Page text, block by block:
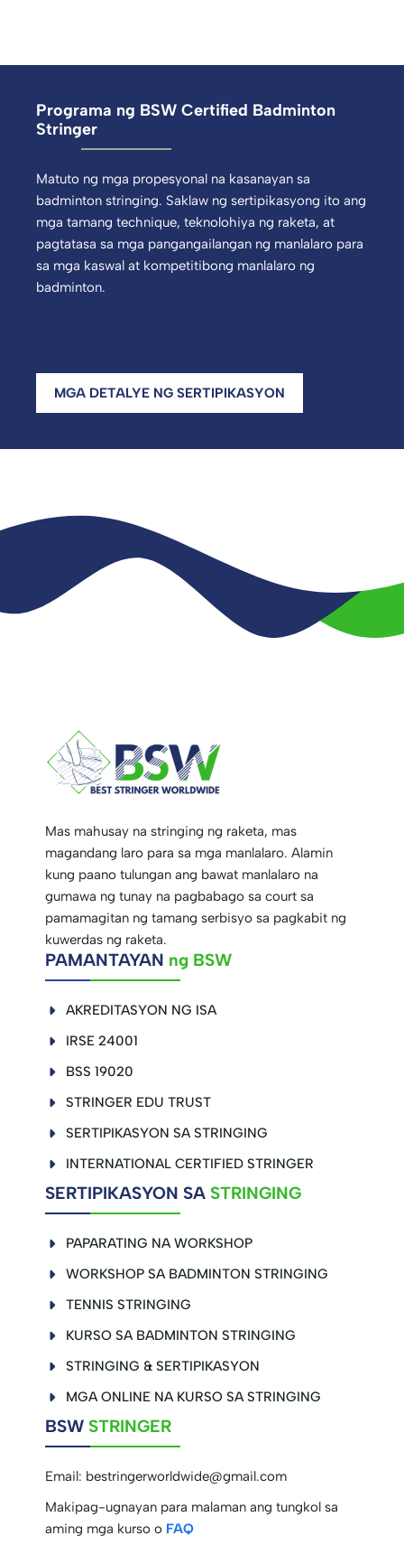
Programa ng BSW Certified Badminton
Stringer
Matuto ng mga propesyonal na kasanayan sa
badminton stringing. Saklaw ng sertipikasyong ito ang
mga tamang technique, teknolohiya ng raketa, at
pagtatasa sa mga pangangailangan ng manlalaro para
sa mga kaswal at kompetitibong manlalaro ng
badminton.
MGA DETALYE NG SERTIPIKASYON
Mas mahusay na stringing ng raketa, mas
magandang laro para sa mga manlalaro. Alamin
kung paano tulungan ang bawat manlalaro na
gumawa ng tunay na pagbabago sa court sa
pamamagitan ng tamang serbisyo sa pagkabit ng
kuwerdas ng raketa.
PAMANTAYAN ng BSW
AKREDITASYON NG ISA
IRSE 24001
BSS 19020
STRINGER EDU TRUST
SERTIPIKASYON SA STRINGING
INTERNATIONAL CERTIFIED STRINGER
SERTIPIKASYON SA STRINGING
PAPARATING NA WORKSHOP
WORKSHOP SA BADMINTON STRINGING
TENNIS STRINGING
KURSO SA BADMINTON STRINGING
STRINGING & SERTIPIKASYON
MGA ONLINE NA KURSO SA STRINGING
BSW STRINGER
Email: bestringerworldwide@gmail.com
Makipag-ugnayan para malaman ang tungkol sa
aming mga kurso o FAQ